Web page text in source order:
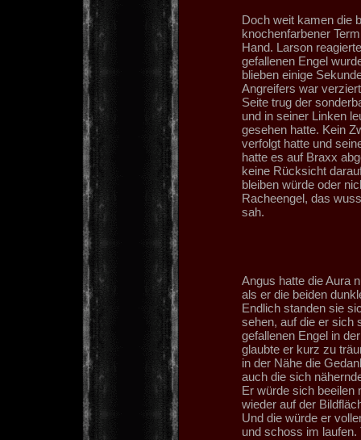
Doch weit kamen die
knochenfarbener
Hand. Larson
gefallenen Engel
blieben einige
Angreifers war
Seite trug der
und in seiner Linken
gesehen hatte. Kein
verfolgt hatte und
hatte es auf Braxx
keine Rücksicht
bleiben würde oder
Racheengel, das
sah.
Angus hatte die Aura
als er die beiden
Endlich standen sie
sehen, auf die er sich
gefallenen Engel in
glaubte er kurz zu
in der Nähe die
auch die sich
Er würde sich beeilen
wieder auf der
Und die würde er
und schoss im laufen.